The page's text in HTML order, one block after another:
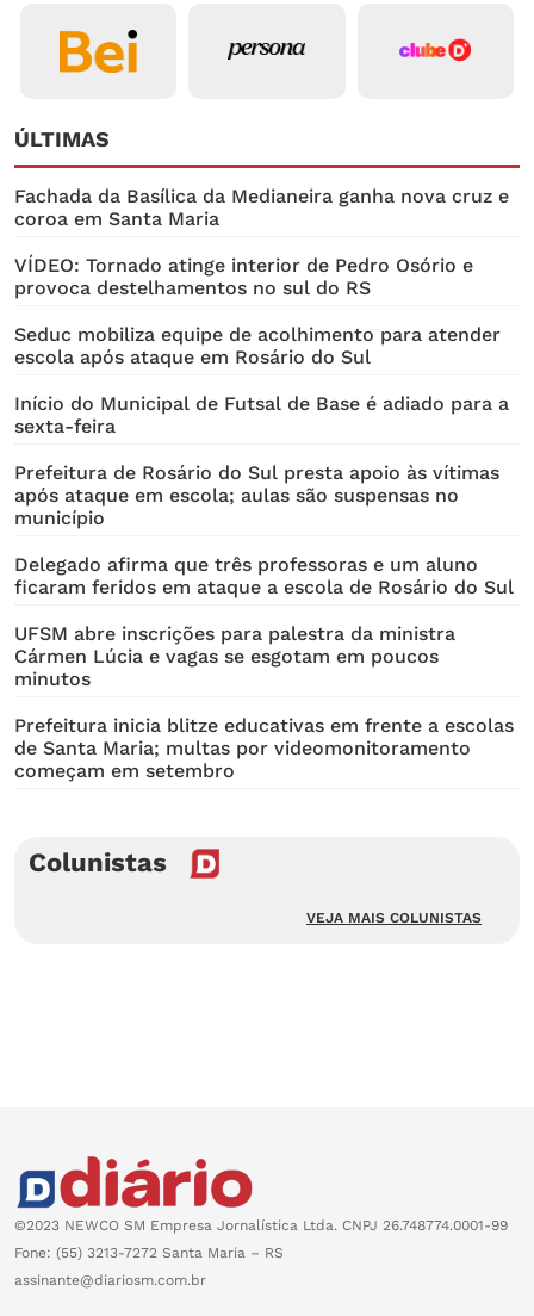
ÚLTIMAS
Fachada da Basílica da Medianeira ganha nova cruz e
coroa em Santa Maria
VÍDEO: Tornado atinge interior de Pedro Osório e
provoca destelhamentos no sul do RS
Seduc mobiliza equipe de acolhimento para atender
escola após ataque em Rosário do Sul
Início do Municipal de Futsal de Base é adiado para a
sexta-feira
Prefeitura de Rosário do Sul presta apoio às vítimas
após ataque em escola; aulas são suspensas no
município
Delegado afirma que três professoras e um aluno
ficaram feridos em ataque a escola de Rosário do Sul
UFSM abre inscrições para palestra da ministra
Cármen Lúcia e vagas se esgotam em poucos
minutos
Prefeitura inicia blitze educativas em frente a escolas
de Santa Maria; multas por videomonitoramento
começam em setembro
Colunistas
VEJA MAIS COLUNISTAS
©2023 NEWCO SM Empresa Jornalística Ltda. CNPJ 26.748774.0001-99
Fone: (55) 3213-7272 Santa Maria – RS
assinante@diariosm.com.br